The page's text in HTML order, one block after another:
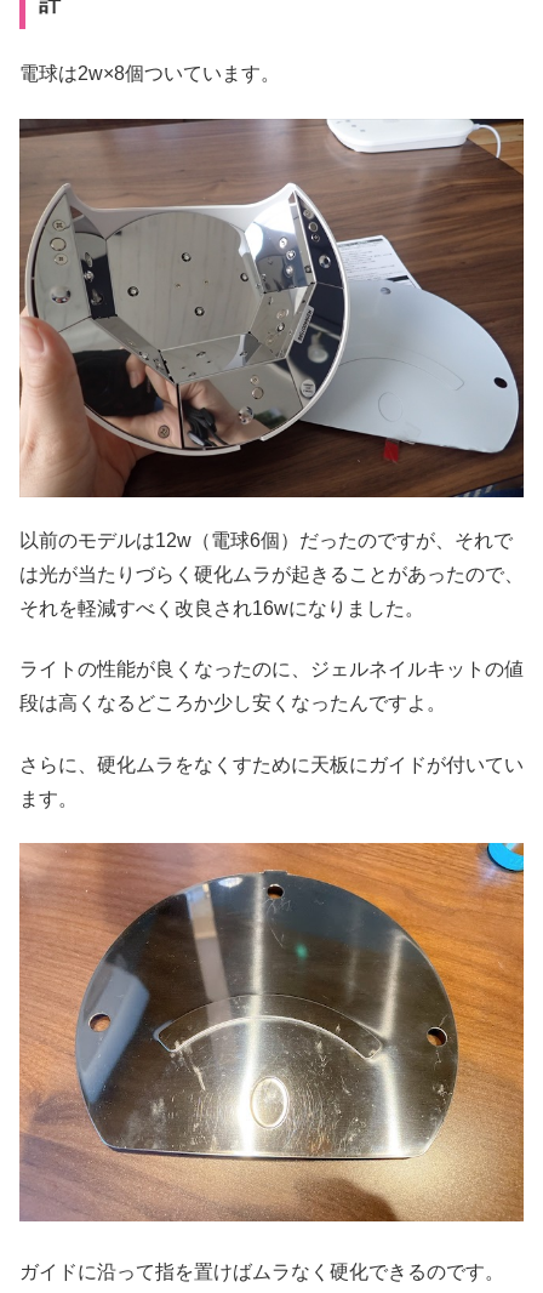
電球は2w×8個ついています。
以前のモデルは12w（電球6個）だったのですが、それで
は光が当たりづらく硬化ムラが起きることがあったので、
それを軽減すべく改良され16wになりました。
ライトの性能が良くなったのに、ジェルネイルキットの値
段は高くなるどころか少し安くなったんですよ。
さらに、硬化ムラをなくすために天板にガイドが付いてい
ます。
ガイドに沿って指を置けばムラなく硬化できるのです。